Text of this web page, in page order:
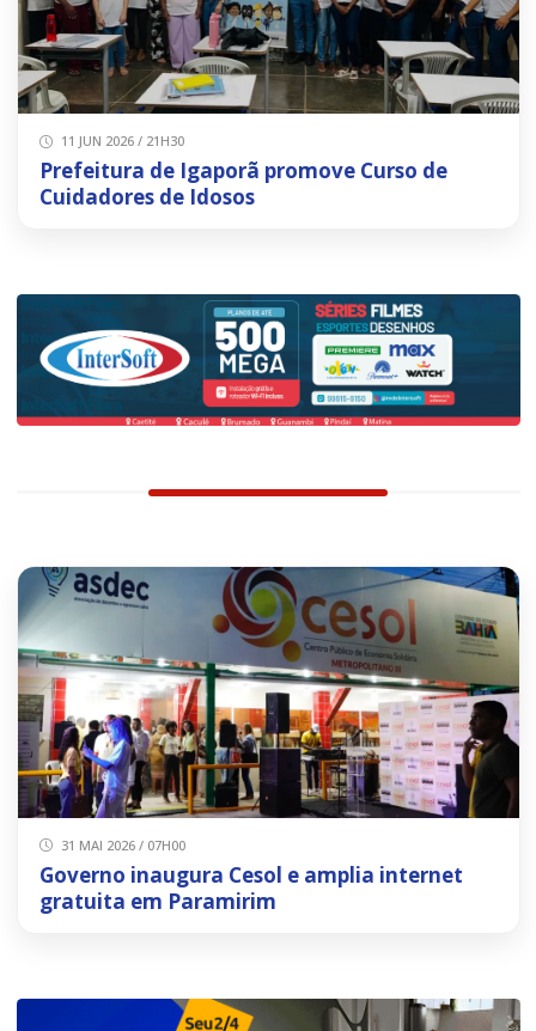
11 JUN 2026 / 21H30
Prefeitura de Igaporã promove Curso de
Cuidadores de Idosos
31 MAI 2026 / 07H00
Governo inaugura Cesol e amplia internet
gratuita em Paramirim